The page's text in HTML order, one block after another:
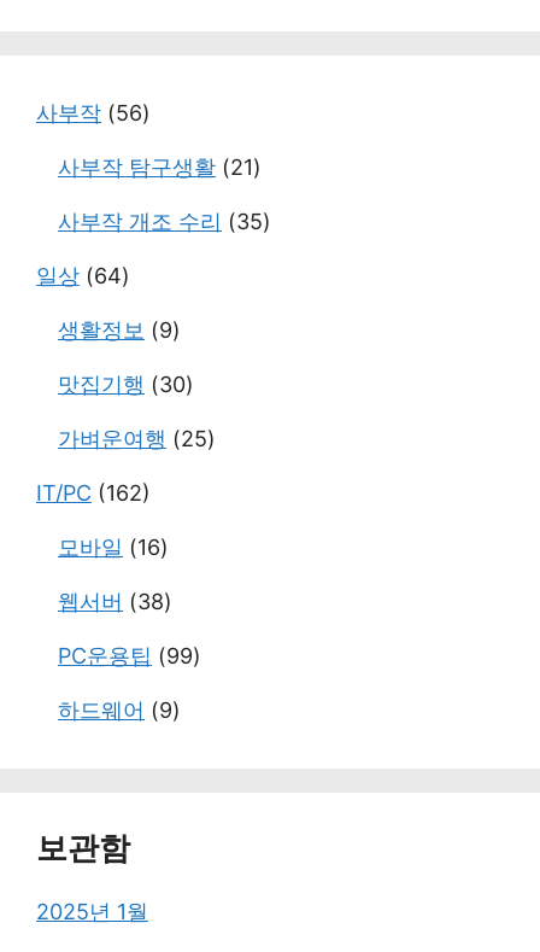
사부작 (56)
사부작 탐구생활 (21)
사부작 개조 수리 (35)
일상 (64)
생활정보 (9)
맛집기행 (30)
가벼운여행 (25)
IT/PC (162)
모바일 (16)
웹서버 (38)
PC운용팁 (99)
하드웨어 (9)
보관함
2025년 1월